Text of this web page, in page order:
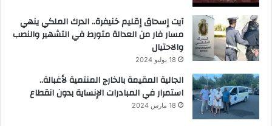
آيت إسحاق إقليم خنيفرة.. الدرك الملكي ينهي
مسار فار من العدالة متورط في التشهير والنصب
والاحتيال
18 يوليو 2024
الجالية المقيمة بالخارج المنتمية لأغبالة..
استمرار في المبادرات الإنساية بدون انقطاع
18 مارس 2024